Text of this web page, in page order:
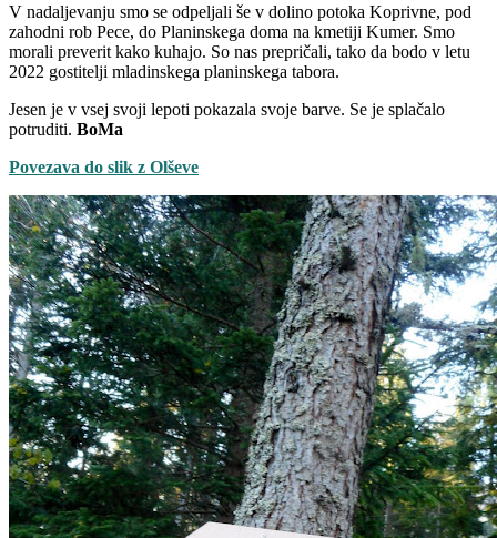
V nadaljevanju smo se odpeljali še v dolino potoka Koprivne, pod
zahodni rob Pece, do Planinskega doma na kmetiji Kumer. Smo
morali preverit kako kuhajo. So nas prepričali, tako da bodo v letu
2022 gostitelji mladinskega planinskega tabora.
Jesen je v vsej svoji lepoti pokazala svoje barve. Se je splačalo
potruditi. BoMa
Povezava do slik z Olševe